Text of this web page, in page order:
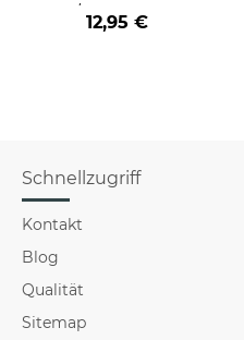
der/die beste - Ihr
Beruf - aus
12,95 €
Schnellzugriff
Kontakt
Blog
Qualität
Sitemap